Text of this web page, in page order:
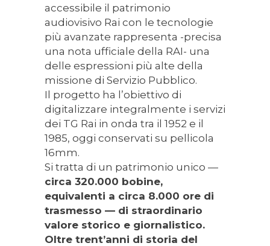
accessibile il patrimonio
audiovisivo Rai con le tecnologie
più avanzate rappresenta -precisa
una nota ufficiale della RAI- una
delle espressioni più alte della
missione di Servizio Pubblico.
Il progetto ha l’obiettivo di
digitalizzare integralmente i servizi
dei TG Rai in onda tra il 1952 e il
1985, oggi conservati su pellicola
16mm.
Si tratta di un patrimonio unico —
circa 320.000 bobine,
equivalenti a circa 8.000 ore di
trasmesso — di straordinario
valore storico e giornalistico.
Oltre trent’anni di storia del